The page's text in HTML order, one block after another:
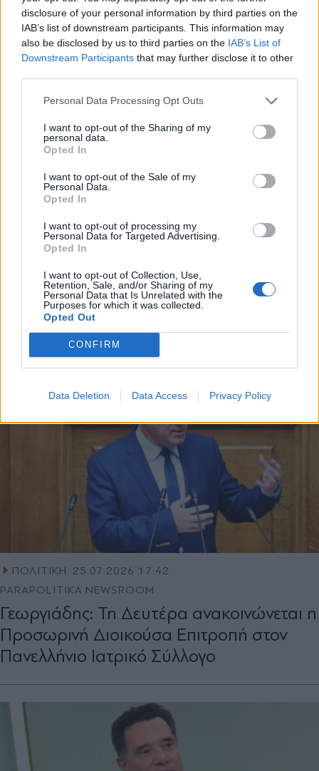
disclosure of your personal information by third parties on the
IAB’s list of downstream participants. This information may
also be disclosed by us to third parties on the IAB’s List of
Downstream Participants that may further disclose it to other
Personal Data Processing Opt Outs
I want to opt-out of the Sharing of my
personal data.
Opted In
I want to opt-out of the Sale of my
Personal Data.
Opted In
I want to opt-out of processing my
Personal Data for Targeted Advertising.
Opted In
I want to opt-out of Collection, Use,
Retention, Sale, and/or Sharing of my
Personal Data that Is Unrelated with the
Purposes for which it was collected.
Opted Out
CONFIRM
Data Deletion Data Access Privacy Policy
ΠΟΛΙΤΙΚΗ 28.07.2026 12:46
Υπουργείο Υγείας: Ξεκινά συνεργασία με
το Airbnb.org για τη δωρεάν διαμονή
γιατρών και νοσηλευτών σε πέντε νησιά
του Αιγαίου - Τι δήλωσε ο Άδωνις
Γεωργιάδης
ΠΟΛΙΤΙΚΗ
25.07.2026 17:42
PARAPOLITIKA NEWSROOM
Γεωργιάδης: Τη Δευτέρα ανακοινώνεται η
Προσωρινή Διοικούσα Επιτροπή στον
Πανελλήνιο Ιατρικό Σύλλογο
Εγγραφή στο newsletter
Αποδέχομαι τους
και την πολιτική απορρήτου
X